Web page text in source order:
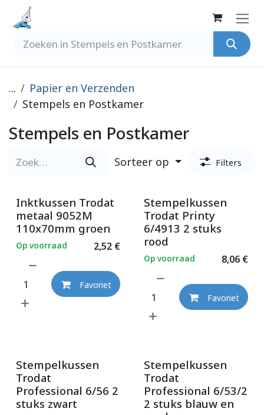
Overslaan naar inhoud
...
Papier en Verzenden
Stempels en Postkamer
Stempels en Postkamer
Sorteer op Filters
Inktkussen Trodat
metaal 9052M
110x70mm groen
2,52€
Op voorraad
Favoriet
Stempelkussen
Trodat Printy
6/4913 2 stuks
rood
8,06€
Op voorraad
Favoriet
Stempelkussen
Trodat
Professional 6/56 2
stuks zwart
Stempelkussen
Trodat
Professional 6/53/2
2 stuks blauw en